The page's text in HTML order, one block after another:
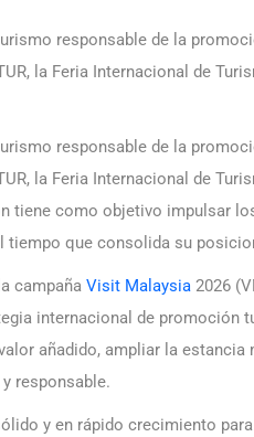
responsable de la
la Feria Internacional de
responsable de la
la Feria Internacional de
tiene como objetivo impulsar
tiempo que consolida su
campaña Visit Malaysia 2026
internacional de promoción
añadido, ampliar la
responsable.
y en rápido crecimiento